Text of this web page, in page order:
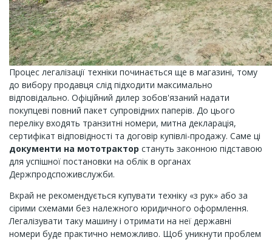
Процес легалізації техніки починається ще в магазині, тому
до вибору продавця слід підходити максимально
відповідально. Офіційний дилер зобов'язаний надати
покупцеві повний пакет супровідних паперів. До цього
переліку входять транзитні номери, митна декларація,
сертифікат відповідності та договір купівлі-продажу. Саме ці
документи на мототрактор стануть законною підставою
для успішної постановки на облік в органах
Держпродспоживслужби.
Вкрай не рекомендується купувати техніку «з рук» або за
сірими схемами без належного юридичного оформлення.
Легалізувати таку машину і отримати на неї державні
номери буде практично неможливо. Щоб уникнути проблем